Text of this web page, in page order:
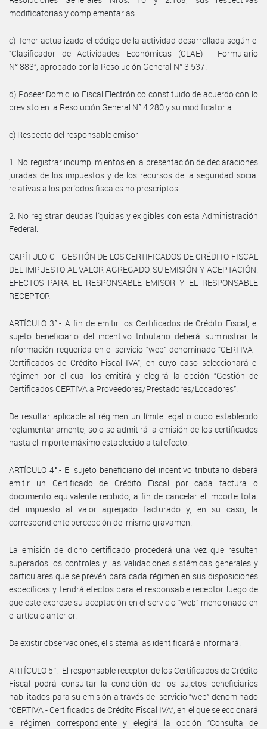
modificatorias y complementarias.
c) Tener actualizado el código de la actividad desarrollada según el
“Clasificador de Actividades Económicas (CLAE) - Formulario
N° 883”, aprobado por la Resolución General N° 3.537.
d) Poseer Domicilio Fiscal Electrónico constituido de acuerdo con lo
previsto en la Resolución General N° 4.280 y su modificatoria.
e) Respecto del responsable emisor:
1. No registrar incumplimientos en la presentación de declaraciones
juradas de los impuestos y de los recursos de la seguridad social
relativas a los períodos fiscales no prescriptos.
2. No registrar deudas líquidas y exigibles con esta Administración
Federal.
CAPÍTULO C - GESTIÓN DE LOS CERTIFICADOS DE CRÉDITO FISCAL
DEL IMPUESTO AL VALOR AGREGADO. SU EMISIÓN Y ACEPTACIÓN.
EFECTOS PARA EL RESPONSABLE EMISOR Y EL RESPONSABLE
RECEPTOR
ARTÍCULO 3°.- A fin de emitir los Certificados de Crédito Fiscal, el
sujeto beneficiario del incentivo tributario deberá suministrar la
información requerida en el servicio “web” denominado “CERTIVA -
Certificados de Crédito Fiscal IVA”, en cuyo caso seleccionará el
régimen por el cual los emitirá y elegirá la opción “Gestión de
Certificados CERTIVA a Proveedores/Prestadores/Locadores”.
De resultar aplicable al régimen un límite legal o cupo establecido
reglamentariamente, solo se admitirá la emisión de los certificados
hasta el importe máximo establecido a tal efecto.
ARTÍCULO 4°.- El sujeto beneficiario del incentivo tributario deberá
emitir un Certificado de Crédito Fiscal por cada factura o
documento equivalente recibido, a fin de cancelar el importe total
del impuesto al valor agregado facturado y, en su caso, la
correspondiente percepción del mismo gravamen.
La emisión de dicho certificado procederá una vez que resulten
superados los controles y las validaciones sistémicas generales y
particulares que se prevén para cada régimen en sus disposiciones
específicas y tendrá efectos para el responsable receptor luego de
que este exprese su aceptación en el servicio “web” mencionado en
el artículo anterior.
De existir observaciones, el sistema las identificará e informará.
ARTÍCULO 5°.- El responsable receptor de los Certificados de Crédito
Fiscal podrá consultar la condición de los sujetos beneficiarios
habilitados para su emisión a través del servicio “web” denominado
“CERTIVA - Certificados de Crédito Fiscal IVA”, en el que seleccionará
el régimen correspondiente y elegirá la opción “Consulta de